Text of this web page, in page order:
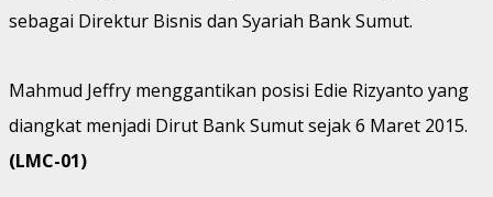
sebagai Direktur Bisnis dan Syariah Bank Sumut.
Mahmud Jeffry menggantikan posisi Edie Rizyanto yang
diangkat menjadi Dirut Bank Sumut sejak 6 Maret 2015.
(LMC-01)